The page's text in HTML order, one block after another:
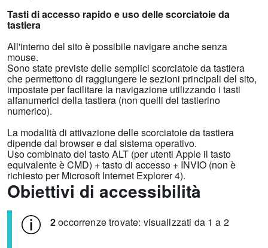
Tasti di accesso rapido e uso delle scorciatoie da
tastiera
All'interno del sito è possibile navigare anche senza
mouse.
Sono state previste delle semplici scorciatoie da tastiera
che permettono di raggiungere le sezioni principali del sito,
impostate per facilitare la navigazione utilizzando i tasti
alfanumerici della tastiera (non quelli del tastierino
numerico).
La modalità di attivazione delle scorciatoie da tastiera
dipende dal browser e dal sistema operativo.
Uso combinato del tasto ALT (per utenti Apple il tasto
equivalente è CMD) + tasto di accesso + INVIO (non è
richiesto per Microsoft Internet Explorer 4).
Obiettivi di accessibilità
2occorrenze trovate: visualizzati da 1 a 2